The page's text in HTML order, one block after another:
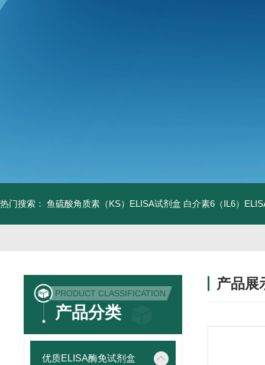
热门搜索： 鱼硫酸角质素（KS）ELISA试剂盒 白介素6（IL6）
PRODUCT CLASSIFICATION
产品分类
优质ELISA酶免试剂盒
产品展